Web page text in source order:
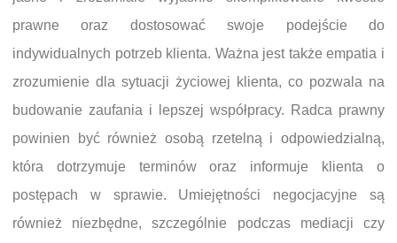
prawne oraz dostosować swoje podejście do
indywidualnych potrzeb klienta. Ważna jest także empatia i
zrozumienie dla sytuacji życiowej klienta, co pozwala na
budowanie zaufania i lepszej współpracy. Radca prawny
powinien być również osobą rzetelną i odpowiedzialną,
która dotrzymuje terminów oraz informuje klienta o
postępach w sprawie. Umiejętności negocjacyjne są
również niezbędne, szczególnie podczas mediacji czy